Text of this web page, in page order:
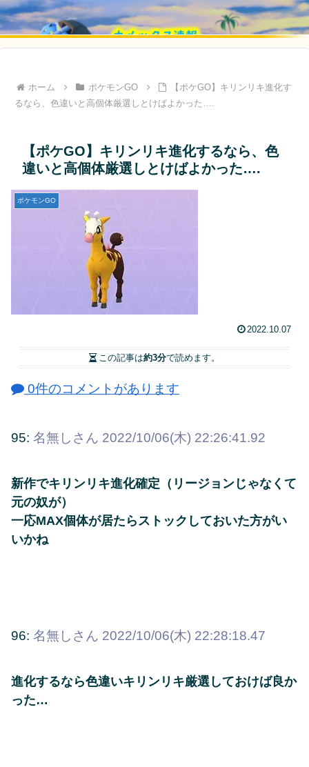
ホーム ポケモンGO
【ポケGO】キリンリキ進化す
るなら、色違いと高個体厳選しとけばよかった….
【ポケGO】キリンリキ進化するなら、色
違いと高個体厳選しとけばよかった….
ポケモンGO
2022.10.07
この記事は約3分で読めます。
0件のコメントがあります
95: 名無しさん 2022/10/06(木) 22:26:41.92
新作でキリンリキ進化確定（リージョンじゃなくて
元の奴が）
一応MAX個体が居たらストックしておいた方がい
いかね
96: 名無しさん 2022/10/06(木) 22:28:18.47
進化するなら色違いキリンリキ厳選しておけば良か
った…